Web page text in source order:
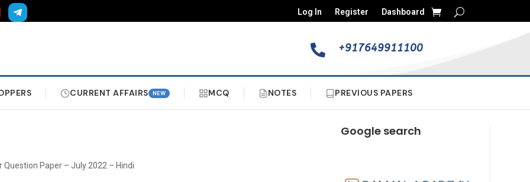
Log In Register Dashboard
 +917649911100
CURRENT AFFAIRS NEW MCQ NOTES PREVIOUS PAPERS
Question Paper – July 2022 – Hindi
Google search